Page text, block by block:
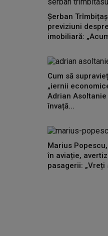
Șerban
previziuni
imobiliară:
Cum să
„iernii
Adrian Asoltanie
învață...
Marius
în aviație,
pasagerii: „Vreți